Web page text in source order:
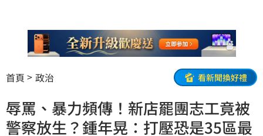
首頁 政治 看新聞換好禮
辱罵、暴力頻傳！新店罷團志工竟被
警察放生？鍾年晃：打壓恐是35區最